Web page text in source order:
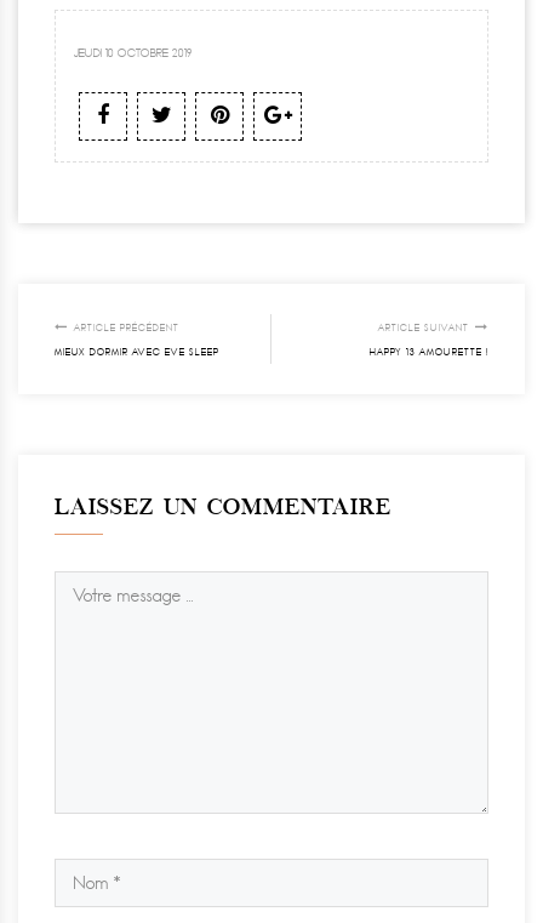
JEUDI 10 OCTOBRE 2019
ARTICLE PRÉCÉDENT
MIEUX DORMIR AVEC EVE SLEEP
ARTICLE SUIVANT
HAPPY 13 AMOURETTE !
LAISSEZ UN COMMENTAIRE